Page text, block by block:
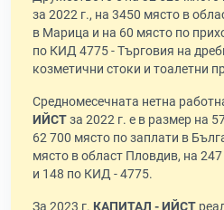
за 2022 г., на 3450 място в
в Марица и на 60 място по
по КИД 4775 - Търговия на
козметични стоки и тоалетни
Средномесечната нетна
ИЙСТза 2022 г. е в размер на
62 700 място по заплати в
място в област Пловдив, на
и 148 по КИД - 4775.
За 2023 г. КАПИТАЛ - ИЙСТ